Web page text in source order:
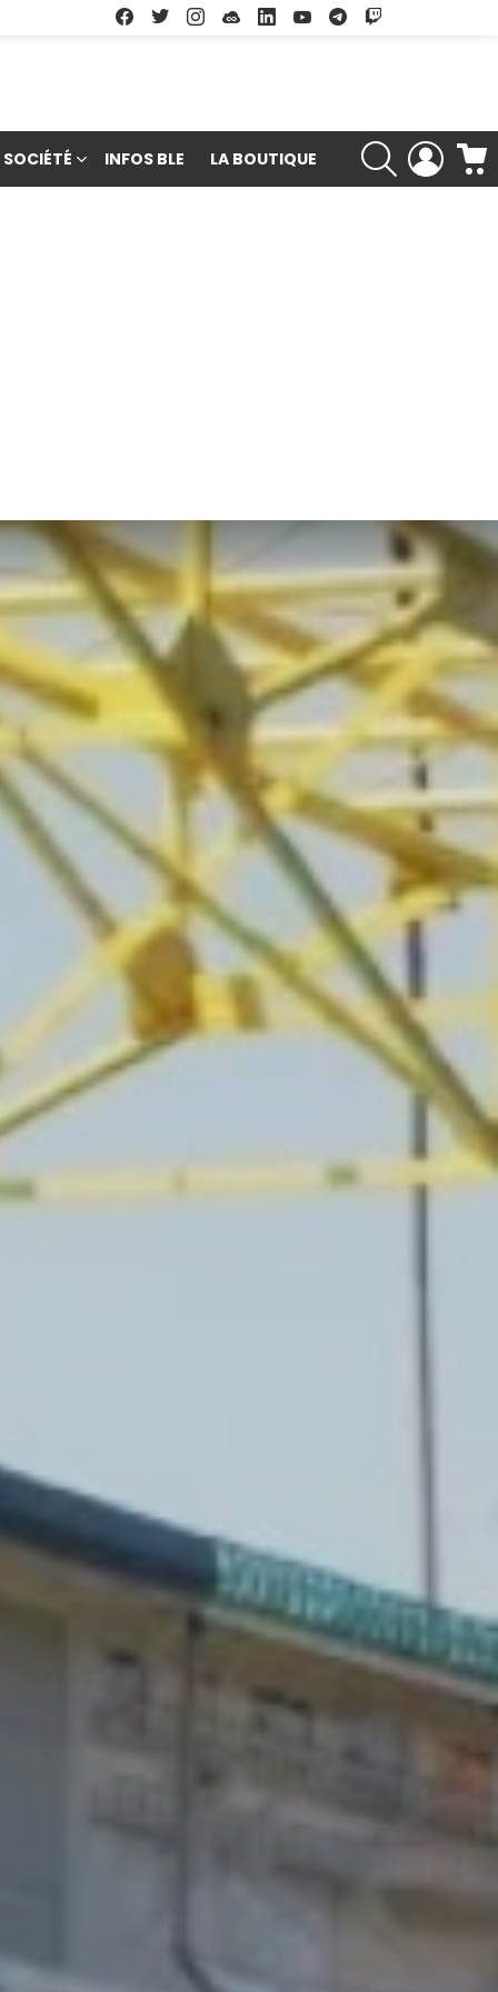
Facebook
TwitterInstagramSoundcloud
LinkedinYoutubeGoogle Play
SOCIÉTÉ INFOS BLE LA BOUTIQUE
RECHERCHE
LOGIN